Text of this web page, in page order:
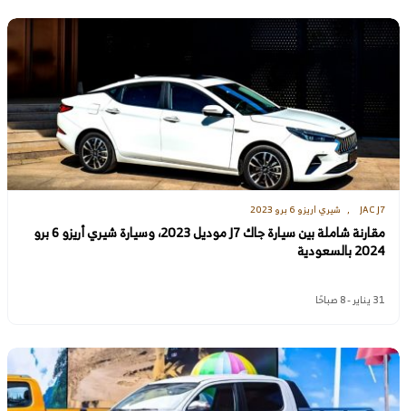
JAC J7 شيري اريزو 6 برو 2023
مقارنة شاملة بين سيارة جاك J7 موديل 2023، وسيارة شيري أريزو 6 برو
2024 بالسعودية
31 يناير - 8 صباحًا